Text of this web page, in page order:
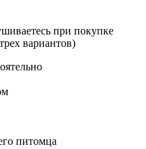
при покупке
вариантов)
питомца